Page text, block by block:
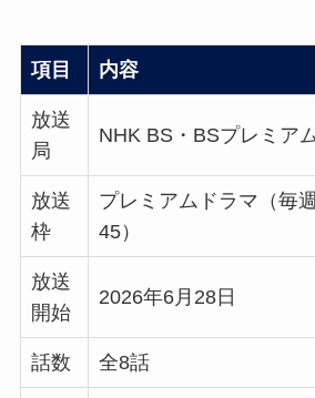
項目 内容
放送
局
NHK BS・BSプレミア
放送
枠
プレミアムドラマ（毎
45）
放送
開始
2026年6月28日
話数 全8話